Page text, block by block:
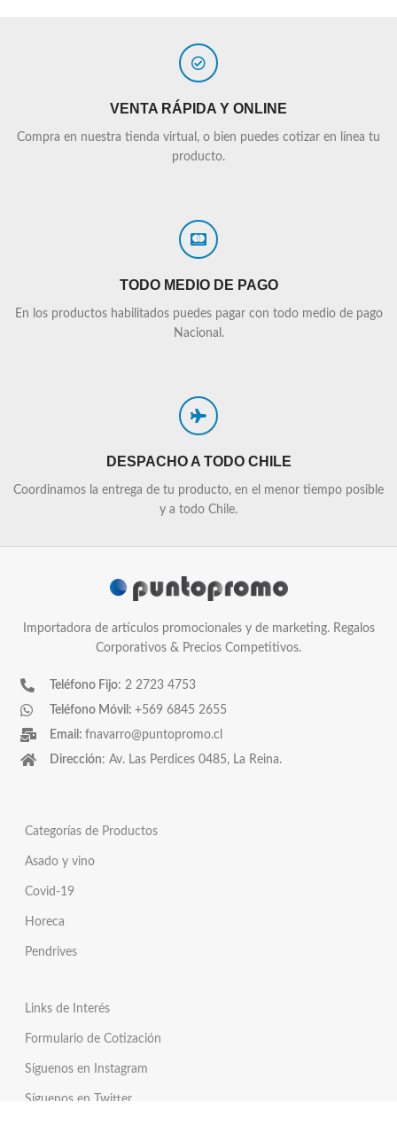
VENTA RÁPIDA Y ONLINE
Compra en nuestra tienda virtual, o bien puedes cotizar en línea tu
producto.
TODO MEDIO DE PAGO
En los productos habilitados puedes pagar con todo medio de pago
Nacional.
DESPACHO A TODO CHILE
Coordinamos la entrega de tu producto, en el menor tiempo posible
y a todo Chile.
Importadora de artículos promocionales y de marketing. Regalos
Corporativos & Precios Competitivos.
Teléfono Fijo: 2 2723 4753
Teléfono Móvil: +569 6845 2655
Email: fnavarro@puntopromo.cl
Dirección: Av. Las Perdices 0485, La Reina.
Categorías de Productos
Asado y vino
Covid-19
Horeca
Pendrives
Links de Interés
Formulario de Cotización
Síguenos en Instagram
Síguenos en Twitter